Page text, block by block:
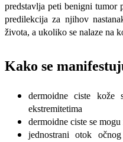
predstavlja peti benigni tumor
predilekcija za njihov
života, a ukoliko se nalaze na
Kako se
dermoidne ciste
ekstremitetima
dermoidne ciste se
jednostrani otok